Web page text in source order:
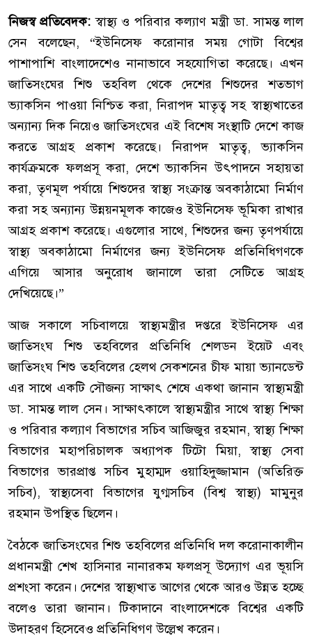
নিজস্ব প্রতিবেদক: স্বাস্থ্য ও পরিবার কল্যাণ মন্ত্রী ডা. সামন্ত লাল
সেন বলেছেন, “ইউনিসেফ করোনার সময় গোটা বিশ্বের
পাশাপাশি বাংলাদেশেও নানাভাবে সহযোগিতা করেছে। এখন
জাতিসংঘের শিশু তহবিল থেকে দেশের শিশুদের শতভাগ
ভ্যাকসিন পাওয়া নিশ্চিত করা, নিরাপদ মাতৃত্ব সহ স্বাস্থ্যখাতের
অন্যান্য দিক নিয়েও জাতিসংঘের এই বিশেষ সংস্থাটি দেশে কাজ
করতে আগ্রহ প্রকাশ করেছে। নিরাপদ মাতৃত্ব, ভ্যাকসিন
কার্যক্রমকে ফলপ্রসূ করা, দেশে ভ্যাকসিন উৎপাদনে সহায়তা
করা, তৃণমূল পর্যায়ে শিশুদের স্বাস্থ্য সংক্রান্ত অবকাঠামো নির্মাণ
করা সহ অন্যান্য উন্নয়নমূলক কাজেও ইউনিসেফ ভূমিকা রাখার
আগ্রহ প্রকাশ করেছে। এগুলোর সাথে, শিশুদের জন্য তৃণপর্যায়ে
স্বাস্থ্য অবকাঠামো নির্মাণের জন্য ইউনিসেফ প্রতিনিধিগণকে
এগিয়ে আসার অনুরোধ জানালে তারা সেটিতে আগ্রহ
দেখিয়েছে।”
আজ সকালে সচিবালয়ে স্বাস্থ্যমন্ত্রীর দপ্তরে ইউনিসেফ এর
জাতিসংঘ শিশু তহবিলের প্রতিনিধি শেলডন ইয়েট এবং
জাতিসংঘ শিশু তহবিলের হেলথ সেকশনের চীফ মায়া ভ্যানডেন্ট
এর সাথে একটি সৌজন্য সাক্ষাৎ শেষে একথা জানান স্বাস্থ্যমন্ত্রী
ডা. সামন্ত লাল সেন। সাক্ষাৎকালে স্বাস্থ্যমন্ত্রীর সাথে স্বাস্থ্য শিক্ষা
ও পরিবার কল্যাণ বিভাগের সচিব আজিজুর রহমান, স্বাস্থ্য শিক্ষা
বিভাগের মহাপরিচালক অধ্যাপক টিটো মিয়া, স্বাস্থ্য সেবা
বিভাগের ভারপ্রাপ্ত সচিব মুহাম্মদ ওয়াহিদুজ্জামান (অতিরিক্ত
সচিব), স্বাস্থ্যসেবা বিভাগের যুগ্মসচিব (বিশ্ব স্বাস্থ্য) মামুনুর
রহমান উপস্থিত ছিলেন।
বৈঠকে জাতিসংঘের শিশু তহবিলের প্রতিনিধি দল করোনাকালীন
প্রধানমন্ত্রী শেখ হাসিনার নানারকম ফলপ্রসূ উদ্যোগ এর ভূয়সি
প্রশংসা করেন। দেশের স্বাস্থ্যখাত আগের থেকে আরও উন্নত হচ্ছে
বলেও তারা জানান। টিকাদানে বাংলাদেশকে বিশ্বের একটি
উদাহরণ হিসেবেও প্রতিনিধিগণ উল্লেখ করেন।